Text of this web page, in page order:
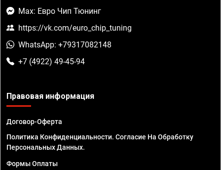
Max: Евро Чип Тюнинг
https://vk.com/euro_chip_tuning
WhatsApp: +79317082148
+7 (4922) 49-45-94
Правовая информация
Договор-Оферта
Политика Конфиденциальности. Согласие На Обработку
Персональных Данных.
Формы Оплаты